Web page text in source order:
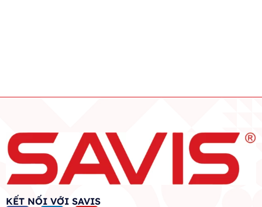
KẾT NỐI VỚI SAVIS